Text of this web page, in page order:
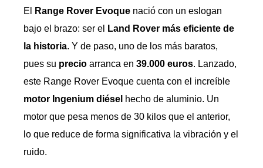
El Range Rover Evoque nació con un eslogan
bajo el brazo: ser el
Land Rover más eficiente de
la historia. Y de paso, uno de los más baratos,
pues su precio arranca en 39.000 euros. Lanzado,
este Range Rover Evoque cuenta con el increíble
motor Ingenium diésel hecho de aluminio. Un
motor que pesa menos de 30 kilos que el anterior,
lo que reduce de forma significativa la vibración y el
ruido.